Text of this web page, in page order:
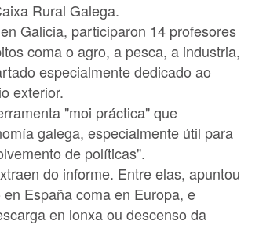
Rural Galega.
Galicia, participaron 14 profesores
coma o agro, a pesca, a industria,
especialmente dedicado ao
exterior.
"moi práctica" que
galega, especialmente útil para
de políticas".
do informe. Entre elas, apuntou
España coma en Europa, e
en lonxa ou descenso da